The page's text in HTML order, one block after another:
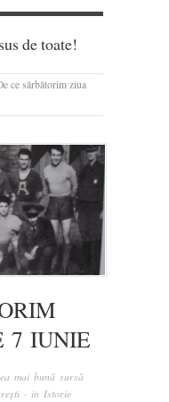
de toate!
ce sărbătorim ziua
7 IUNIE
mai bună sursă
· in Istorie